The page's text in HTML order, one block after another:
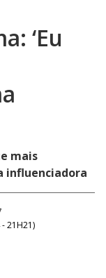
‘Eu
mais
influenciadora
21H21)